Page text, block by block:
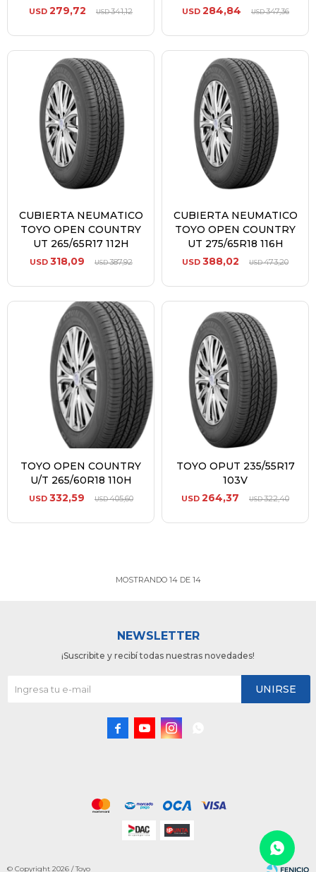
USD 279,72 USD341,12 USD 284,84 USD347,36
CUBIERTA NEUMATICO
TOYO OPEN COUNTRY
UT 265/65R17 112H
USD 318,09 USD387,92
CUBIERTA NEUMATICO
TOYO OPEN COUNTRY
UT 275/65R18 116H
USD 388,02 USD473,20
TOYO OPEN COUNTRY
U/T 265/60R18 110H
USD 332,59 USD405,60
TOYO OPUT 235/55R17
103V
USD 264,37 USD322,40
MOSTRANDO 14DE 14
NEWSLETTER
¡Suscribite y recibí todas nuestras novedades!
UNIRSE
  
© Copyright 2026 / Toyo